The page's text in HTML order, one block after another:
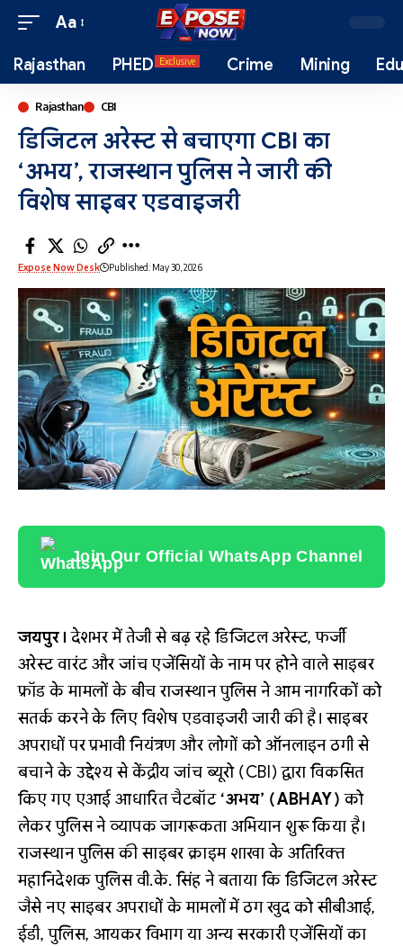
Aa
Rajasthan PHED Exclusive Crime Mining
Rajasthan CBI
डिजिटल अरेस्ट से बचाएगा CBI का
‘अभय’, राजस्थान पुलिस ने जारी की
विशेष साइबर एडवाइजरी
Expose Now Desk Published: May 30, 2026
Join Our Official WhatsApp Channel
जयपुर। देशभर में तेजी से बढ़ रहे डिजिटल अरेस्ट, फर्जी
अरेस्ट वारंट और जांच एजेंसियों के नाम पर होने वाले साइबर
फ्रॉड के मामलों के बीच राजस्थान पुलिस ने आम नागरिकों को
सतर्क करने के लिए विशेष एडवाइजरी जारी की है। साइबर
अपराधों पर प्रभावी नियंत्रण और लोगों को ऑनलाइन ठगी से
बचाने के उद्देश्य से केंद्रीय जांच ब्यूरो (CBI) द्वारा विकसित
किए गए एआई आधारित चैटबॉट‘अभय’ (ABHAY) को
लेकर पुलिस ने व्यापक जागरूकता अभियान शुरू किया है।
राजस्थान पुलिस की साइबर क्राइम शाखा के अतिरिक्त
महानिदेशक पुलिस वी.के. सिंह ने बताया कि डिजिटल अरेस्ट
जैसे नए साइबर अपराधों के मामलों में ठग खुद को सीबीआई,
ईडी, पुलिस, आयकर विभाग या अन्य सरकारी एजेंसियों का